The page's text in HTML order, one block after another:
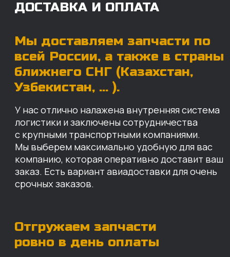
Отгружаем запчасти
Запчасти доставят вам в кратчайшие сроки,
так что техника не будет долго
простаиваться, теряя вашу прибыль.
Примерный срок доставки — 2-3 дня, но
точный срок зависит от удаленности точки
доставки до нашего ближайшего склада.
Благовещенск
Хабаровск
Краснодар
Москва
Санкт-Петербург
Иваново
Казань
Екатеринбург Красноярск
КАРТА НАШИХ СКЛАДОВ